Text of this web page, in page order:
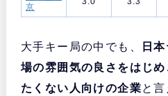
京
大手キー局の中でも、
日
場の雰囲気の良さをはじ
たくない人向けの企業と言